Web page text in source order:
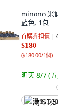
minono 米
藍色, 1包
首購折扣價
$180
($180.00/1個)
明天 8/7 (
(
满